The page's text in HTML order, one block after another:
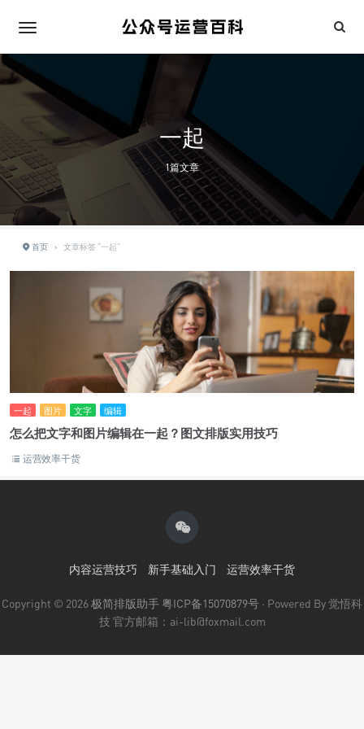
一起
1篇文章
首页 › 文章标签 "一起"
一起 图片 文字 编辑
怎么把文字和图片编辑在一起？图文排版实用技巧
运营效率干货
内容运营技巧 新手基础入门 运营效率干货
Copyright © 2026极简排版助手粤ICP备15070879号 · Powered By 觉悟科
技 官方邮箱：ai-lib@foxmail.com